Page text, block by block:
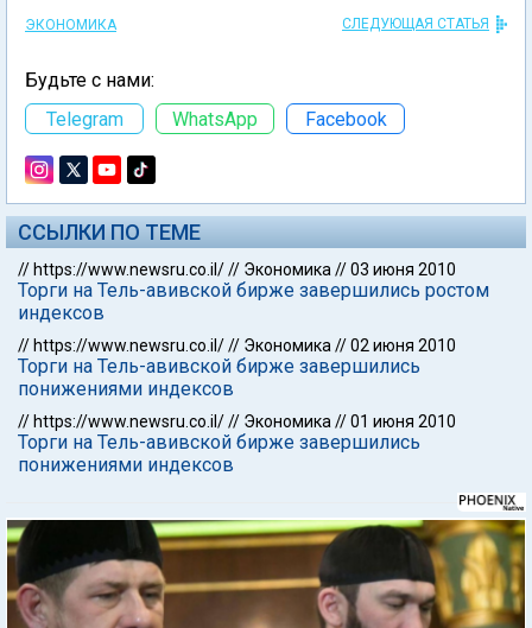
ЭКОНОМИКА СЛЕДУЮЩАЯ СТАТЬЯ
Будьте с нами:
Telegram
WhatsApp Facebook
ССЫЛКИ ПО ТЕМЕ
// https://www.newsru.co.il/// Экономика //03 июня 2010
Торги на Тель-авивской бирже завершились ростом
индексов
// https://www.newsru.co.il/// Экономика //02 июня 2010
Торги на Тель-авивской бирже завершились
понижениями индексов
// https://www.newsru.co.il/// Экономика //01 июня 2010
Торги на Тель-авивской бирже завершились
понижениями индексов